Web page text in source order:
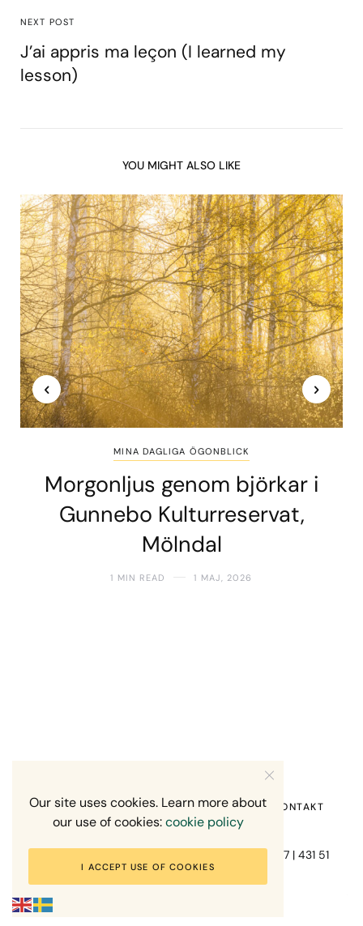
NEXT POST
J’ai appris ma leçon (I learned my
lesson)
YOU MIGHT ALSO LIKE
MINA DAGLIGA ÖGONBLICK
Morgonljus genom björkar i
Gunnebo Kulturreservat,
Mölndal
1 MIN READ 1 MAJ, 2026
Fotograf Mikael Svensson | Gundefjällsgatan 407 | 431 51
Mölndal | +46-70-7671863
HEM OM MIG RECENSION OM MIG KONTAKT
Our site uses cookies. Learn more about
our use of cookies:cookie policy
I ACCEPT USE OF COOKIES